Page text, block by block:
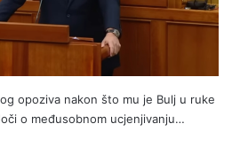
opoziva nakon što mu je Bulj u ruke
o međusobnom ucjenjivanju…